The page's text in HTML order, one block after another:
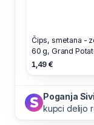
Čips, smetana -
60 g, Grand
1,49 €
Poganja
kupci delijo